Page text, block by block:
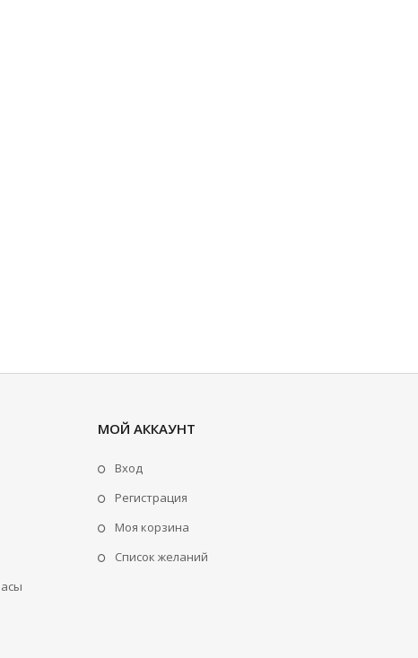
МОЙ АККАУНТ
Вход
Регистрация
Моя корзина
Cписок желаний